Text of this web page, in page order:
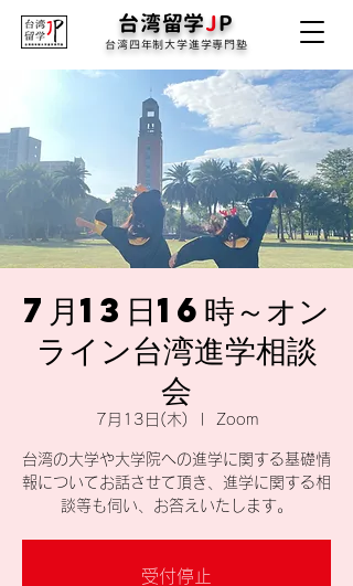
台湾留学JP
台湾四年制大学進学専門塾
7月13日16時～オン
ライン台湾進学相談
会
7月13日(木) Zoom
台湾の大学や大学院への進学に関する基礎情
報についてお話させて頂き、進学に関する相
談等も伺い、お答えいたします。
受付停止